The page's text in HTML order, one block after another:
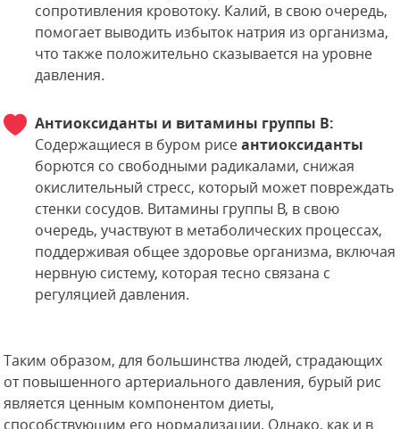
сопротивления кровотоку. Калий, в свою очередь,
помогает выводить избыток натрия из организма,
что также положительно сказывается на уровне
давления.
Антиоксиданты и витамины группы B:
Содержащиеся в буром рисеантиоксиданты
борются со свободными радикалами, снижая
окислительный стресс, который может повреждать
стенки сосудов. Витамины группы B, в свою
очередь, участвуют в метаболических процессах,
поддерживая общее здоровье организма, включая
нервную систему, которая тесно связана с
регуляцией давления.
Таким образом, для большинства людей, страдающих
от повышенного артериального давления, бурый рис
является ценным компонентом диеты,
способствующим его нормализации. Однако, как и в